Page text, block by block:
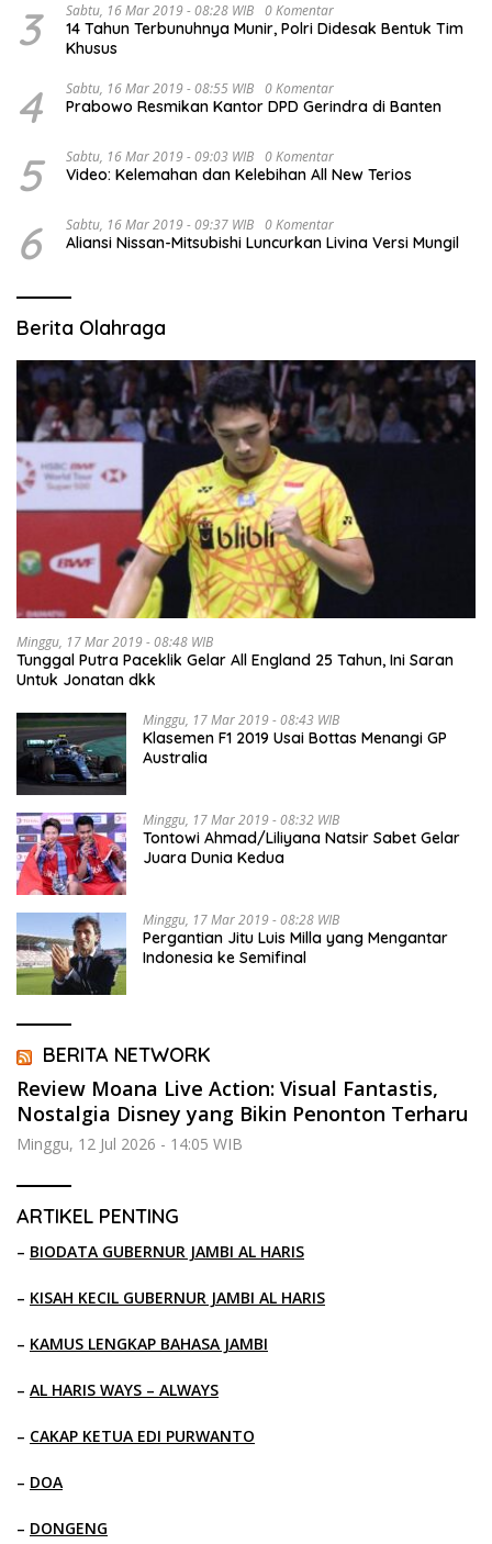
3 Sabtu, 16 Mar 2019 - 08:28 WIB 0 Komentar
14 Tahun Terbunuhnya Munir, Polri Didesak Bentuk Tim
Khusus
4 Sabtu, 16 Mar 2019 - 08:55 WIB 0 Komentar
Prabowo Resmikan Kantor DPD Gerindra di Banten
5 Sabtu, 16 Mar 2019 - 09:03 WIB 0 Komentar
Video: Kelemahan dan Kelebihan All New Terios
6 Sabtu, 16 Mar 2019 - 09:37 WIB 0 Komentar
Aliansi Nissan-Mitsubishi Luncurkan Livina Versi Mungil
Berita Olahraga
Minggu, 17 Mar 2019 - 08:48 WIB
Tunggal Putra Paceklik Gelar All England 25 Tahun, Ini Saran
Untuk Jonatan dkk
Minggu, 17 Mar 2019 - 08:43 WIB
Klasemen F1 2019 Usai Bottas Menangi GP
Australia
Minggu, 17 Mar 2019 - 08:32 WIB
Tontowi Ahmad/Liliyana Natsir Sabet Gelar
Juara Dunia Kedua
Minggu, 17 Mar 2019 - 08:28 WIB
Pergantian Jitu Luis Milla yang Mengantar
Indonesia ke Semifinal
BERITA NETWORK
Review Moana Live Action: Visual Fantastis,
Nostalgia Disney yang Bikin Penonton Terharu
Minggu, 12 Jul 2026 - 14:05 WIB
ARTIKEL PENTING
– BIODATA GUBERNUR JAMBI AL HARIS
– KISAH KECIL GUBERNUR JAMBI AL HARIS
– KAMUS LENGKAP BAHASA JAMBI
– AL HARIS WAYS – ALWAYS
– CAKAP KETUA EDI PURWANTO
– DOA
– DONGENG